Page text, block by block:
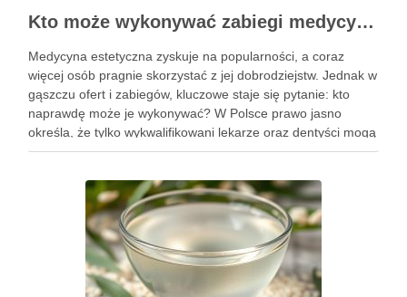
Kto może wykonywać zabiegi medycyny estetycznej? Sprawdź uprawnienia
Medycyna estetyczna zyskuje na popularności, a coraz
więcej osób pragnie skorzystać z jej dobrodziejstw. Jednak w
gąszczu ofert i zabiegów, kluczowe staje się pytanie: kto
naprawdę może je wykonywać? W Polsce prawo jasno
określa, że tylko wykwalifikowani lekarze oraz dentyści mogą
przeprowadzać zabiegi medycyny estetycznej, co ma na celu